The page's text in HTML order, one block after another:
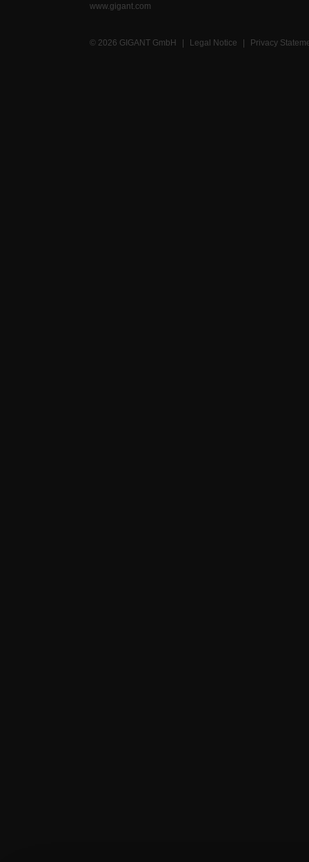
www.gigant.com
© 2026 GIGANT GmbH | Legal Notice | Privacy